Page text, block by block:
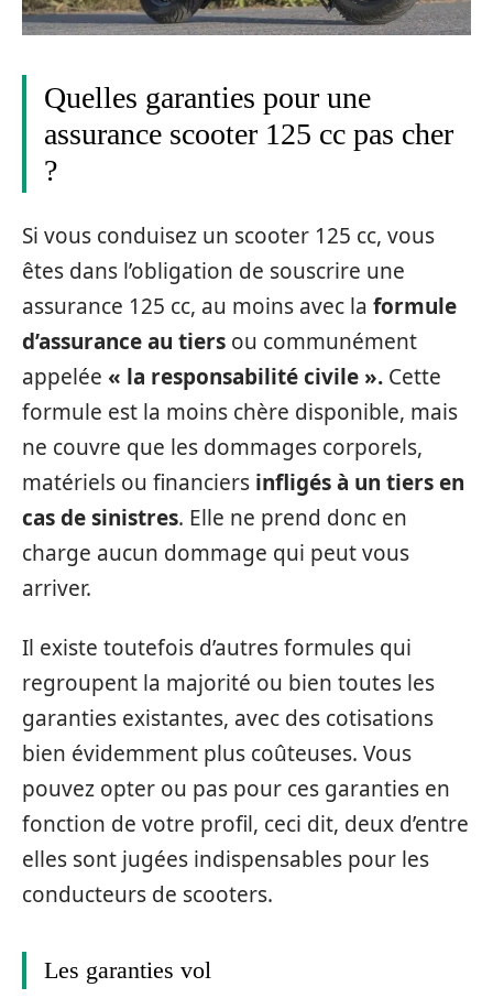
Quelles garanties pour une
assurance scooter 125 cc pas cher
?
Si vous conduisez un scooter 125 cc, vous
êtes dans l’obligation de souscrire une
assurance 125 cc, au moins avec la formule
d’assurance au tiers ou communément
appelée « la responsabilité civile ». Cette
formule est la moins chère disponible, mais
ne couvre que les dommages corporels,
matériels ou financiers infligés à un tiers en
cas de sinistres. Elle ne prend donc en
charge aucun dommage qui peut vous
arriver.
Il existe toutefois d’autres formules qui
regroupent la majorité ou bien toutes les
garanties existantes, avec des cotisations
bien évidemment plus coûteuses. Vous
pouvez opter ou pas pour ces garanties en
fonction de votre profil, ceci dit, deux d’entre
elles sont jugées indispensables pour les
conducteurs de scooters.
Les garanties vol